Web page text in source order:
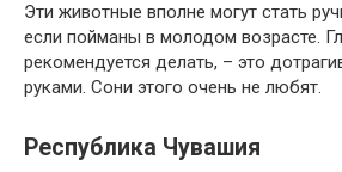
Эти животные вполне могут стать
если пойманы в молодом возрасте.
рекомендуется делать, – это
руками. Сони этого очень не любят.
Республика Чувашия